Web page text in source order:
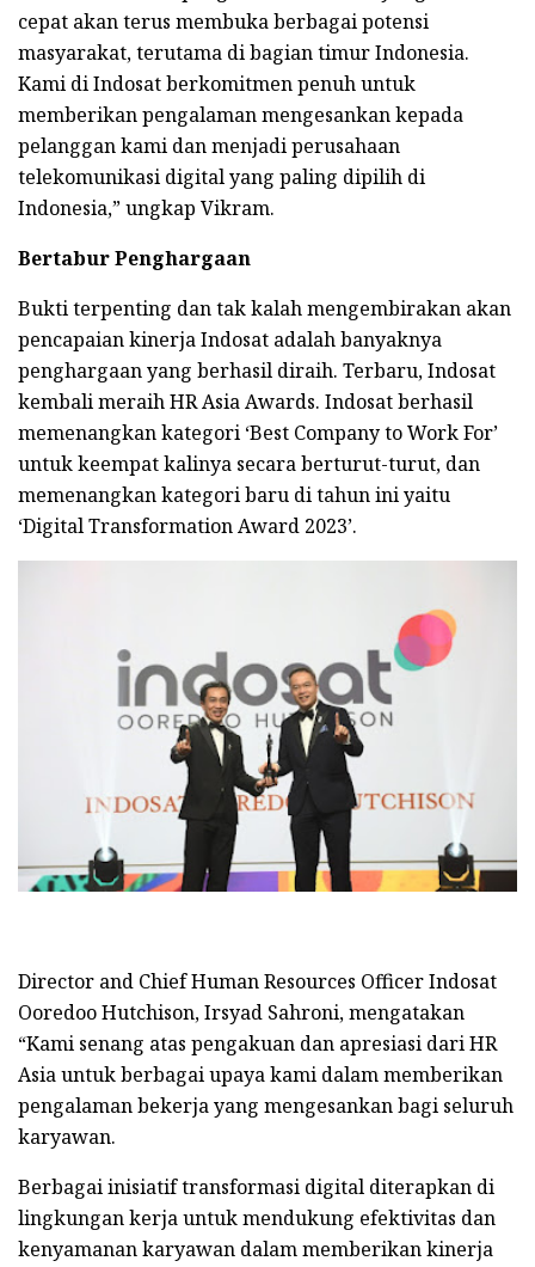
cepat akan terus membuka berbagai potensi
masyarakat, terutama di bagian timur Indonesia.
Kami di Indosat berkomitmen penuh untuk
memberikan pengalaman mengesankan kepada
pelanggan kami dan menjadi perusahaan
telekomunikasi digital yang paling dipilih di
Indonesia,” ungkap Vikram.
Bertabur Penghargaan
Bukti terpenting dan tak kalah mengembirakan akan
pencapaian kinerja Indosat adalah banyaknya
penghargaan yang berhasil diraih. Terbaru, Indosat
kembali meraih HR Asia Awards. Indosat berhasil
memenangkan kategori ‘Best Company to Work For’
untuk keempat kalinya secara berturut-turut, dan
memenangkan kategori baru di tahun ini yaitu
‘Digital Transformation Award 2023’.
Director and Chief Human Resources Officer Indosat
Ooredoo Hutchison, Irsyad Sahroni, mengatakan
“Kami senang atas pengakuan dan apresiasi dari HR
Asia untuk berbagai upaya kami dalam memberikan
pengalaman bekerja yang mengesankan bagi seluruh
karyawan.
Berbagai inisiatif transformasi digital diterapkan di
lingkungan kerja untuk mendukung efektivitas dan
kenyamanan karyawan dalam memberikan kinerja